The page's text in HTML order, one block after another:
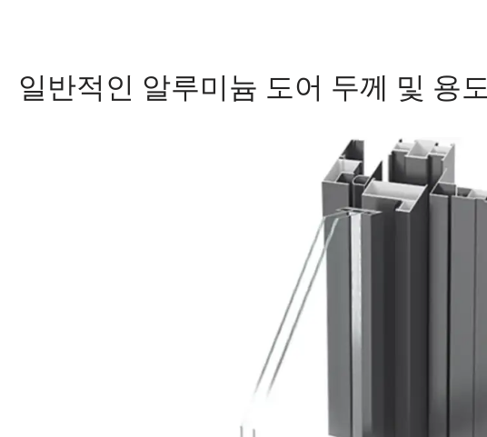
일반적인 알루미늄 도어 두께 및 용